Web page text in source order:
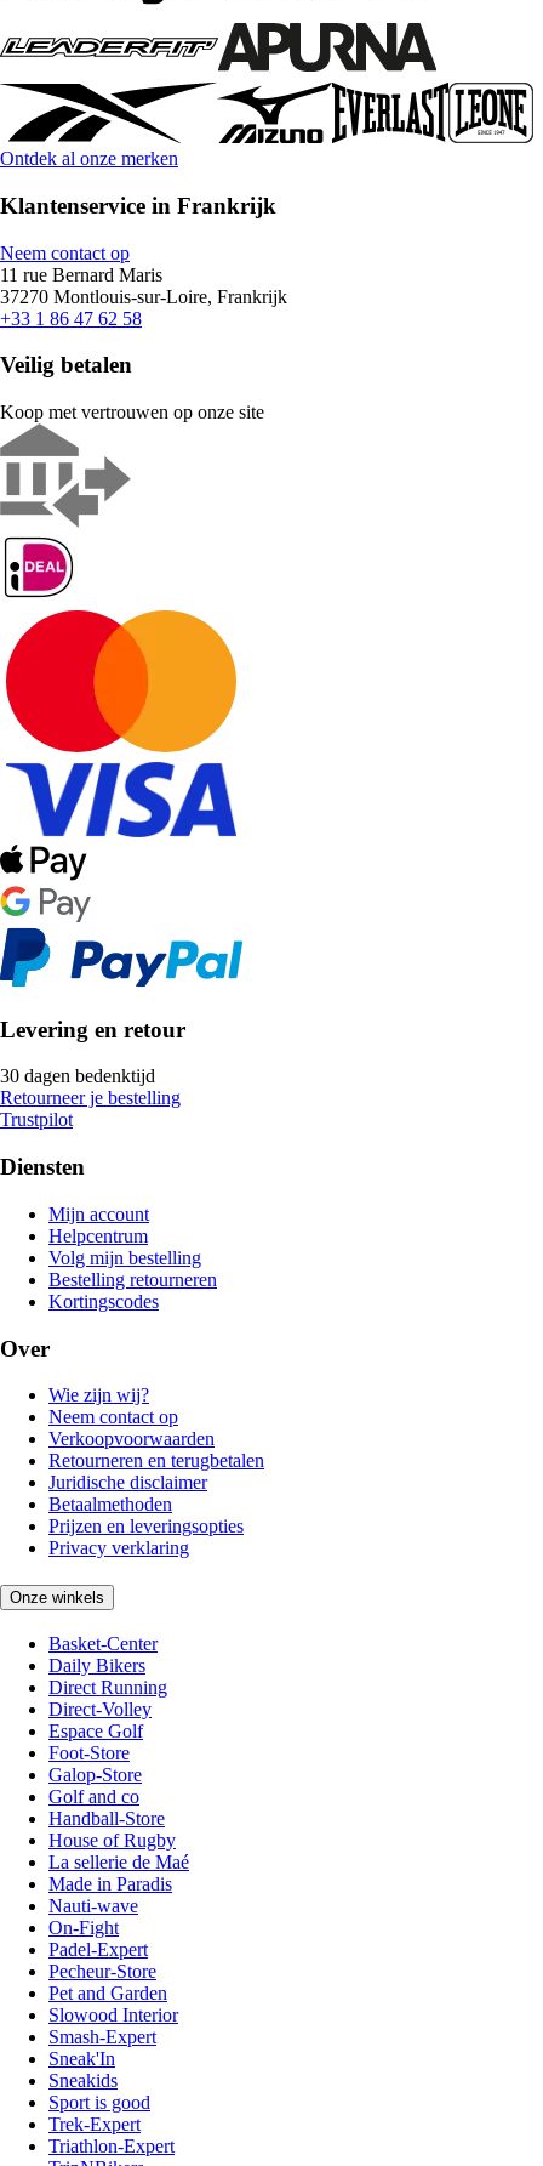
Ontdek al onze merken
Klantenservice in Frankrijk
Neem contact op
11 rue Bernard Maris
37270 Montlouis-sur-Loire, Frankrijk
+33 1 86 47 62 58
Veilig betalen
Koop met vertrouwen op onze site
Levering en retour
30 dagen bedenktijd
Retourneer je bestelling
Trustpilot
Diensten
Mijn account
Helpcentrum
Volg mijn bestelling
Bestelling retourneren
Kortingscodes
Over
Wie zijn wij?
Neem contact op
Verkoopvoorwaarden
Retourneren en terugbetalen
Juridische disclaimer
Betaalmethoden
Prijzen en leveringsopties
Privacy verklaring
Onze winkels
Basket-Center
Daily Bikers
Direct Running
Direct-Volley
Espace Golf
Foot-Store
Galop-Store
Golf and co
Handball-Store
House of Rugby
La sellerie de Maé
Made in Paradis
Nauti-wave
On-Fight
Padel-Expert
Pecheur-Store
Pet and Garden
Slowood Interior
Smash-Expert
Sneak'In
Sneakids
Sport is good
Trek-Expert
Triathlon-Expert